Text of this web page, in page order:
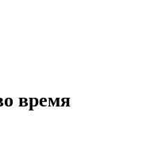
время